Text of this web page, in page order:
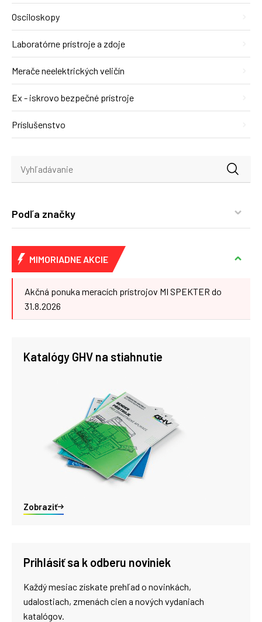
Osciloskopy
Laboratórne prístroje a zdoje
Merače neelektrických veličín
Ex - iskrovo bezpečné prístroje
Príslušenstvo
Podľa značky
MIMORIADNE AKCIE
Akčná ponuka meracích prístrojov MI SPEKTER do
31.8.2026
Katalógy GHV na stiahnutie
Zobraziť
Prihlásiť sa k odberu noviniek
Každý mesiac získate prehľad o novinkách,
udalostiach, zmenách cien a nových vydaniach
katalógov.